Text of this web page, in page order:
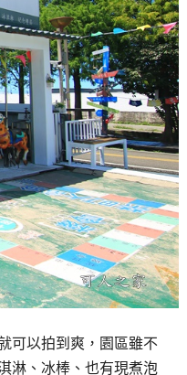
可以拍到爽，園區雖不
淋、冰棒、也有現煮泡